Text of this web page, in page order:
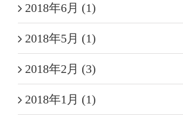
2018年6月 (1)
2018年5月 (1)
2018年2月 (3)
2018年1月 (1)